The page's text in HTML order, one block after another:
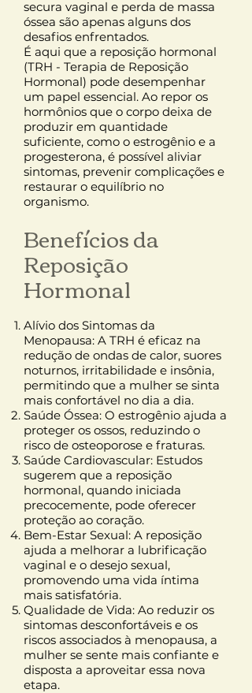
secura vaginal e perda de massa
óssea são apenas alguns dos
desafios enfrentados.
É aqui que a reposição hormonal
(TRH - Terapia de Reposição
Hormonal) pode desempenhar
um papel essencial. Ao repor os
hormônios que o corpo deixa de
produzir em quantidade
suficiente, como o estrogênio e a
progesterona, é possível aliviar
sintomas, prevenir complicações e
restaurar o equilíbrio no
organismo.
Benefícios da
Reposição
Hormonal
Alívio dos Sintomas da
Menopausa: A TRH é eficaz na
redução de ondas de calor, suores
noturnos, irritabilidade e insônia,
permitindo que a mulher se sinta
mais confortável no dia a dia.
Saúde Óssea: O estrogênio ajuda a
proteger os ossos, reduzindo o
risco de osteoporose e fraturas.
Saúde Cardiovascular: Estudos
sugerem que a reposição
hormonal, quando iniciada
precocemente, pode oferecer
proteção ao coração.
Bem-Estar Sexual: A reposição
ajuda a melhorar a lubrificação
vaginal e o desejo sexual,
promovendo uma vida íntima
mais satisfatória.
Qualidade de Vida: Ao reduzir os
sintomas desconfortáveis e os
riscos associados à menopausa, a
mulher se sente mais confiante e
disposta a aproveitar essa nova
etapa.